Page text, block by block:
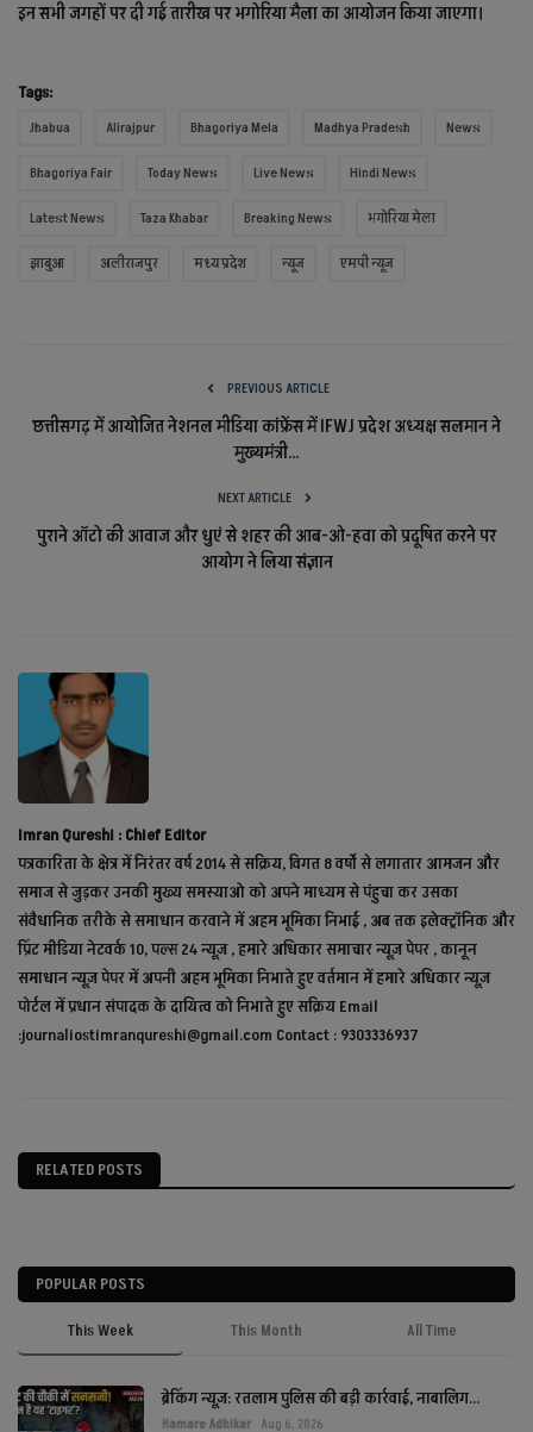
इन सभी जगहों पर दी गई तारीख पर भगोरिया मैला का आयोजन किया जाएगा।
Tags:
Jhabua Alirajpur Bhagoriya Mela Madhya Pradesh News
Bhagoriya Fair Today News Live News Hindi News
Latest News Taza Khabar Breaking News भगोरिया मेला
झाबुआ अलीराजपुर मध्य प्रदेश न्यूज एमपी न्यूज
PREVIOUS ARTICLE
छत्तीसगढ़ में आयोजित नेशनल मीडिया कांफ्रेंस में IFWJ प्रदेश अध्यक्ष सलमान ने
मुख्यमंत्री...
NEXT ARTICLE
पुराने ऑटो की आवाज और धुएं से शहर की आब-ओ-हवा को प्रदूषित करने पर
आयोग ने लिया संज्ञान
Imran Qureshi : Chief Editor
पत्रकारिता के क्षेत्र में निरंतर वर्ष 2014 से सक्रिय, विगत 8 वर्षो से लगातार आमजन और
समाज से जुड़कर उनकी मुख्य समस्याओ को अपने माध्यम से पंहुचा कर उसका
संवैधानिक तरीके से समाधान करवाने में अहम भूमिका निभाई , अब तक इलेक्ट्रॉनिक और
प्रिंट मीडिया नेटवर्क 10, पल्स 24 न्यूज़ , हमारे अधिकार समाचार न्यूज़ पेपर , कानून
समाधान न्यूज़ पेपर में अपनी अहम भूमिका निभाते हुए वर्तमान में हमारे अधिकार न्यूज़
पोर्टल में प्रधान संपादक के दायित्व को निभाते हुए सक्रिय Email
:journaliostimranqureshi@gmail.com Contact : 9303336937
RELATED POSTS
POPULAR POSTS
This Week This Month All Time
ब्रेकिंग न्यूज़: रतलाम पुलिस की बड़ी कार्रवाई, नाबालिग...
Hamare Adhikar Aug 6, 2026